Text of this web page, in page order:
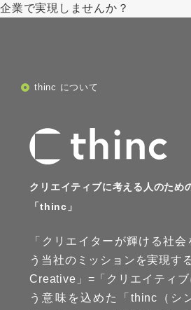
企業で実現しませんか？
thinc について
クリエイティブに考える人のため
「thinc」
「クリエイターが輝ける社
う当社のミッションを実現す
Creative」=「クリエイティ
う意味を込めた「thinc（シ